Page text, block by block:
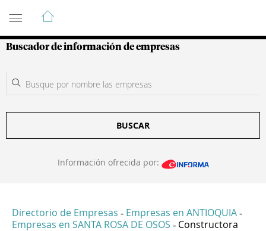
Guía de Empresas Colombianas
Buscador de información de empresas
BUSCAR
Información ofrecida por:
Directorio de Empresas - Empresas en ANTIOQUIA -
Empresas en SANTA ROSA DE OSOS - Constructora